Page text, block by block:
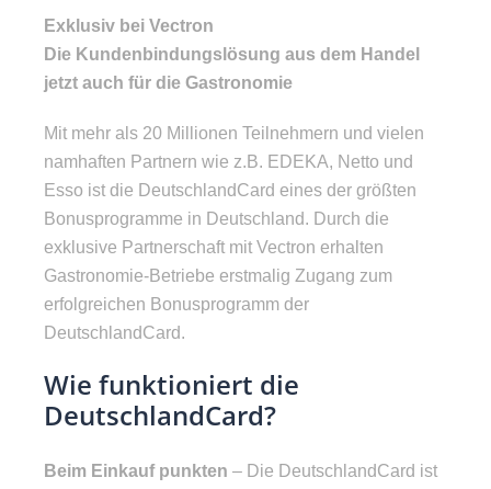
Exklusiv bei Vectron
Die Kundenbindungslösung aus dem Handel
jetzt auch für die Gastronomie
Mit mehr als 20 Millionen Teilnehmern und vielen
namhaften Partnern wie z.B. EDEKA, Netto und
Esso ist die DeutschlandCard eines der größten
Bonusprogramme in Deutschland. Durch die
exklusive Partnerschaft mit Vectron erhalten
Gastronomie-Betriebe erstmalig Zugang zum
erfolgreichen Bonusprogramm der
DeutschlandCard.
Wie funktioniert die
DeutschlandCard?
Beim Einkauf punkten – Die DeutschlandCard ist